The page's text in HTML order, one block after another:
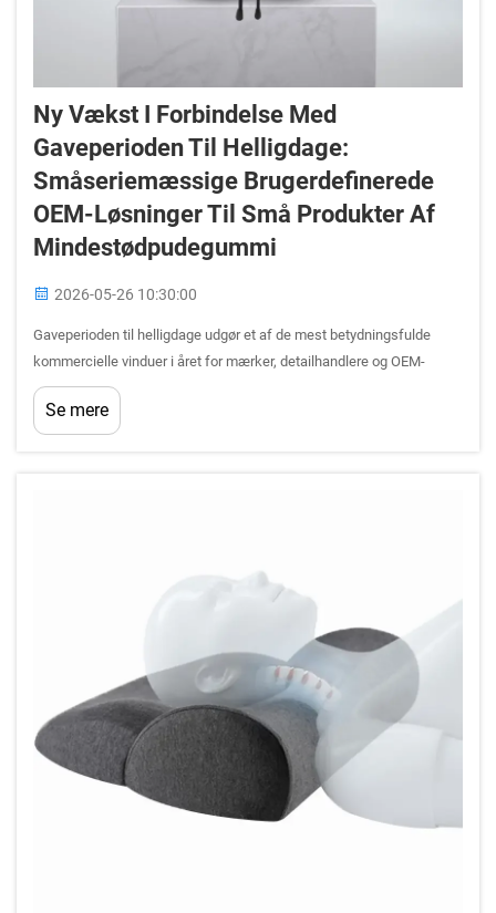
Ny Vækst I Forbindelse Med
Gaveperioden Til Helligdage:
Småseriemæssige Brugerdefinerede
OEM-Løsninger Til Små Produkter Af
Mindestødpudegummi
2026-05-26 10:30:00
Gaveperioden til helligdage udgør et af de mest betydningsfulde
kommercielle vinduer i året for mærker, detailhandlere og OEM-
købere, der ønsker at differentiere deres produktudvalg. Blandt de
mest alsidige og forbrugerkærede materialer inden for komfort...
Se mere